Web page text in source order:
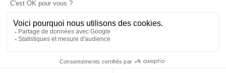
Le pape en Uruguay, Argentine et
Pérou du 6 au 17 novembre 2026